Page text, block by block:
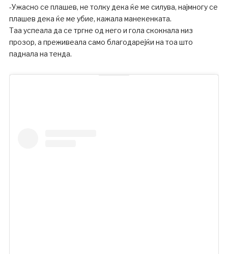
-Ужасно се плашев, не толку дека ќе ме силува, најмногу се
плашев дека ќе ме убие, кажала манекенката.
Таа успеала да се тргне од него и гола скокнала низ
прозор, а преживеала само благодарејќи на тоа што
паднала на тенда.